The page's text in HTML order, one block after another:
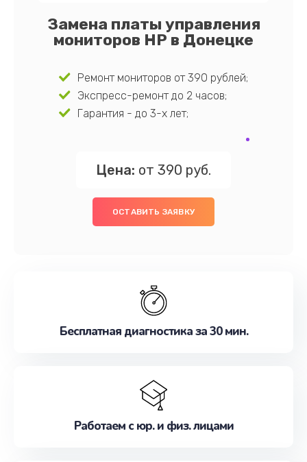
Замена платы управления
мониторов HP в Донецке
Ремонт мониторов от 390 рублей;
Экспресс-ремонт до 2 часов;
Гарантия - до 3-х лет;
Цена: от 390 руб.
ОСТАВИТЬ ЗАЯВКУ
Бесплатная диагностика за 30 мин.
Работаем с юр. и физ. лицами